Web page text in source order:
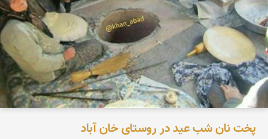
پخت نان شب عید در روستای خان آباد